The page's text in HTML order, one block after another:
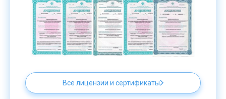
Все лицензии и сертификаты